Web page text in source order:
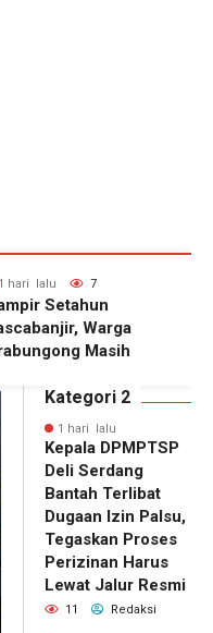
1 hari lalu 6
Terduga
terhadap
Wanita di
Kategori 2
1 hari lalu
Kepala DPMPTSP
Deli Serdang
Bantah Terlibat
Dugaan Izin Palsu,
Tegaskan Proses
Perizinan Harus
Lewat Jalur Resmi
11 Redaksi